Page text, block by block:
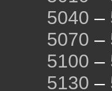
5040 –
5070 –
5100 –
5130 –